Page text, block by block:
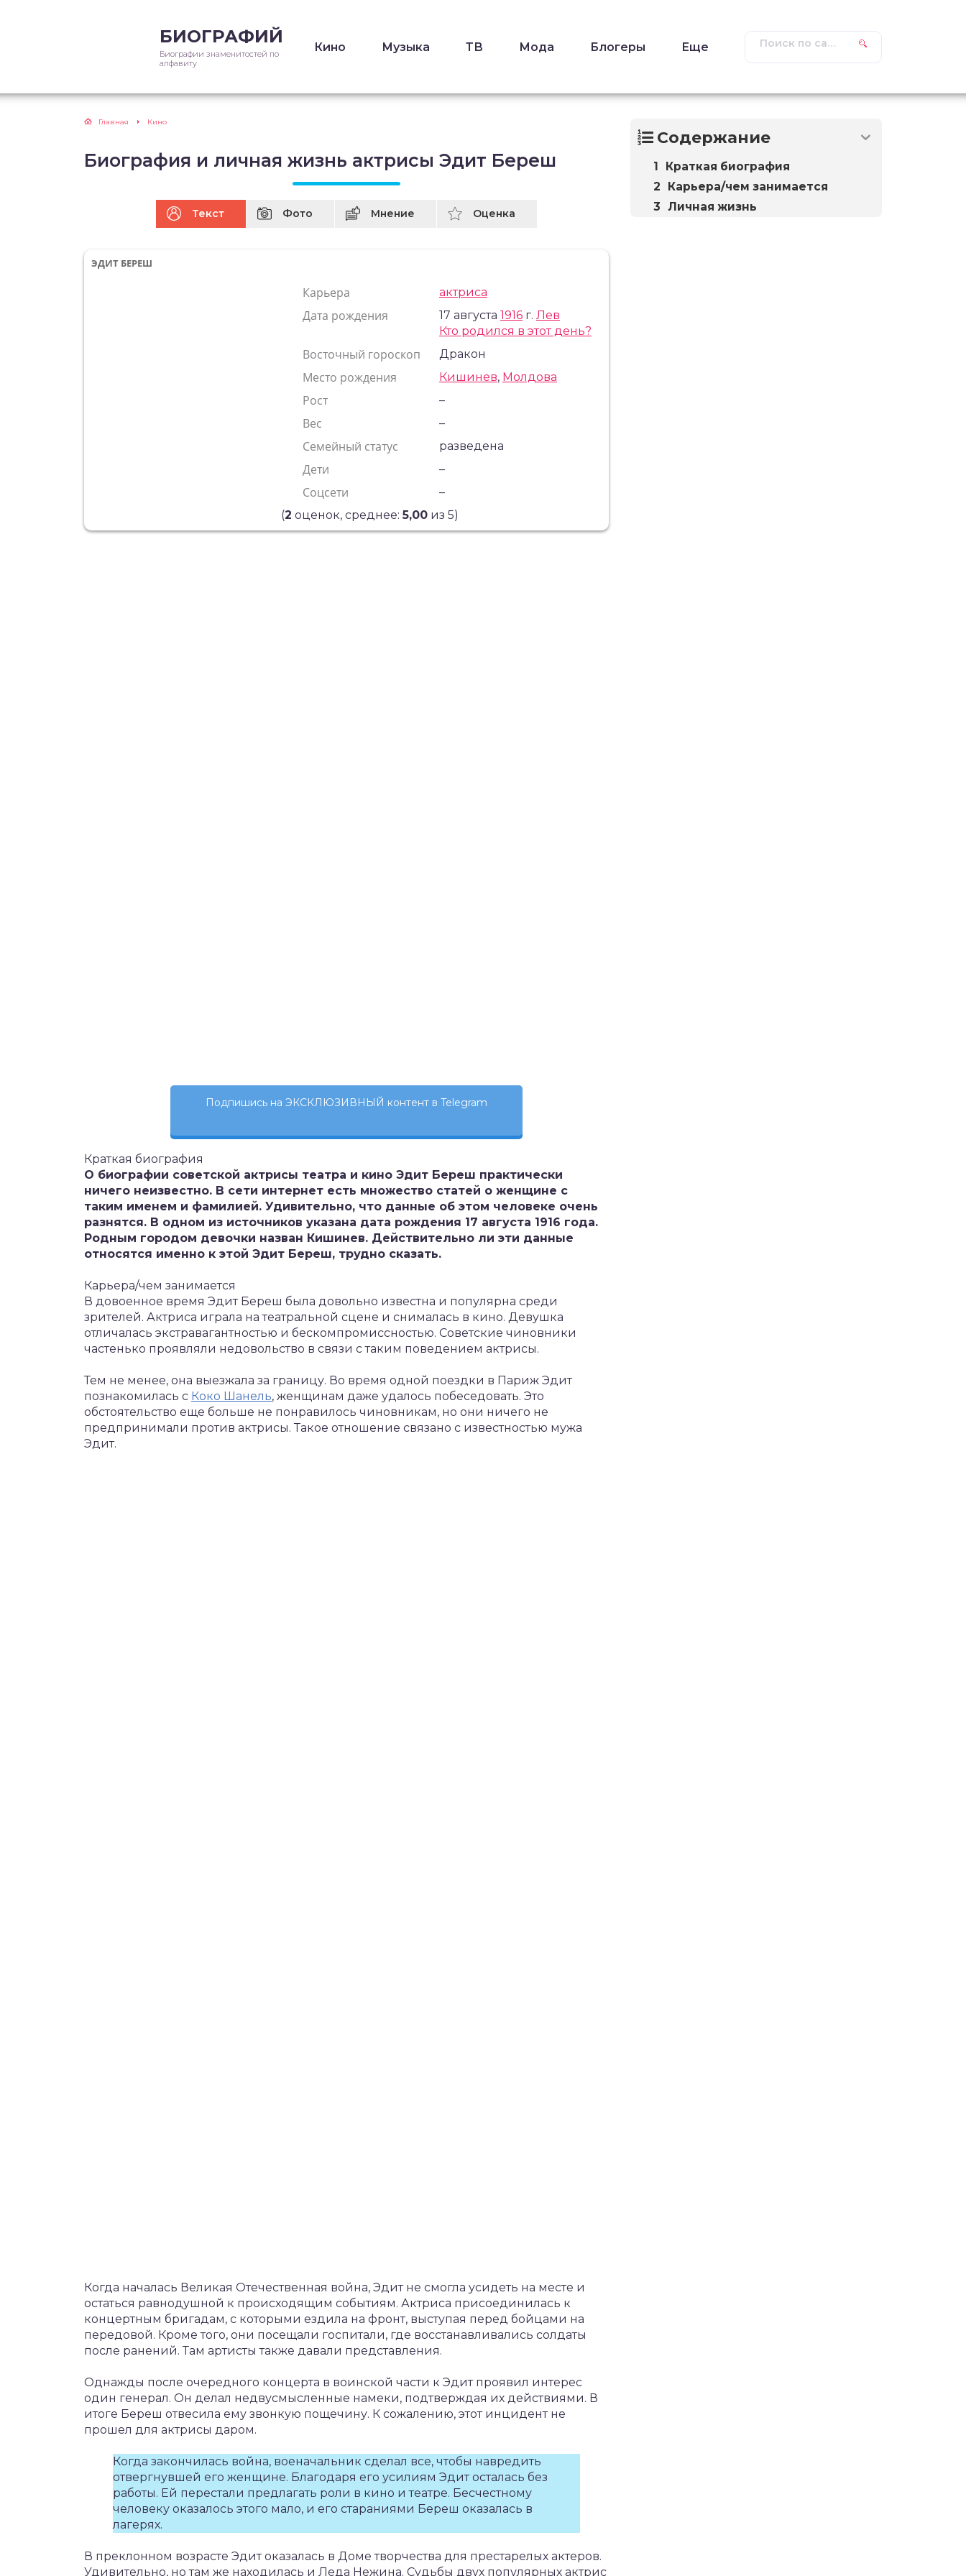
БИОГРАФИЙ
Биографии знаменитостей по
алфавиту
Кино Музыка ТВ Мода Блогеры Еще
Главная Кино
Биография и личная жизнь актрисы Эдит Береш
Текст Фото Мнение Оценка
ЭДИТ БЕРЕШ
Карьера актриса
Дата рождения 17 августа1916 г.Лев
Кто родился в этот день?
Восточный гороскоп Дракон
Место рождения Кишинев, Молдова
Рост –
Вес –
Семейный статус разведена
Дети –
Соцсети
–
(2 оценок, среднее:5,00из 5)
Подпишись на ЭКСКЛЮЗИВНЫЙ контент в Telegram
Краткая биография
О биографии советской актрисы театра и кино Эдит Береш практически
ничего неизвестно. В сети интернет есть множество статей о женщине с
таким именем и фамилией. Удивительно, что данные об этом человеке очень
разнятся. В одном из источников указана дата рождения 17 августа 1916 года.
Родным городом девочки назван Кишинев. Действительно ли эти данные
относятся именно к этой Эдит Береш, трудно сказать.
Карьера/чем занимается
В довоенное время Эдит Береш была довольно известна и популярна среди
зрителей. Актриса играла на театральной сцене и снималась в кино. Девушка
отличалась экстравагантностью и бескомпромиссностью. Советские чиновники
частенько проявляли недовольство в связи с таким поведением актрисы.
Тем не менее, она выезжала за границу. Во время одной поездки в Париж Эдит
познакомилась с Коко Шанель, женщинам даже удалось побеседовать. Это
обстоятельство еще больше не понравилось чиновникам, но они ничего не
предпринимали против актрисы. Такое отношение связано с известностью мужа
Эдит.
Когда началась Великая Отечественная война, Эдит не смогла усидеть на месте и
остаться равнодушной к происходящим событиям. Актриса присоединилась к
концертным бригадам, с которыми ездила на фронт, выступая перед бойцами на
передовой. Кроме того, они посещали госпитали, где восстанавливались солдаты
после ранений. Там артисты также давали представления.
Однажды после очередного концерта в воинской части к Эдит проявил интерес
один генерал. Он делал недвусмысленные намеки, подтверждая их действиями. В
итоге Береш отвесила ему звонкую пощечину. К сожалению, этот инцидент не
прошел для актрисы даром.
Когда закончилась война, военачальник сделал все, чтобы навредить
отвергнувшей его женщине. Благодаря его усилиям Эдит осталась без
работы. Ей перестали предлагать роли в кино и театре. Бесчестному
человеку оказалось этого мало, и его стараниями Береш оказалась в
лагерях.
В преклонном возрасте Эдит оказалась в Доме творчества для престарелых актеров.
Удивительно, но там же находилась и Леда Нежина. Судьбы двух популярных актрис
Содержание
Краткая биография
Карьера/чем занимается
Личная жизнь